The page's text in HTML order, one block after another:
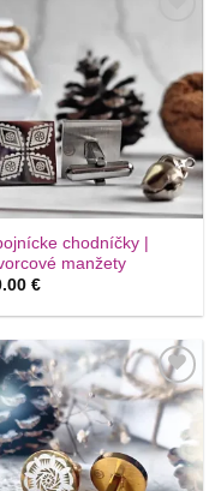
si prosím
chodníčky |
manžety
€
Túto
krasotinku
si prosím